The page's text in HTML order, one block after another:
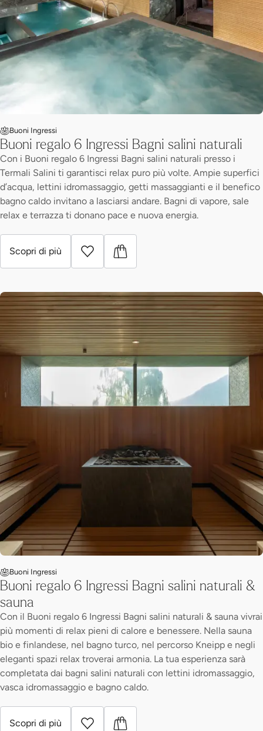
Buoni Ingressi
Buoni regalo 6 Ingressi Bagni salini naturali
Con i Buoni regalo 6 Ingressi Bagni salini naturali presso i
Termali Salini ti garantisci relax puro più volte. Ampie superfici
d’acqua, lettini idromassaggio, getti massaggianti e il benefico
bagno caldo invitano a lasciarsi andare. Bagni di vapore, sale
relax e terrazza ti donano pace e nuova energia.
Scopri di più
Buoni Ingressi
Buoni regalo 6 Ingressi Bagni salini naturali &
sauna
Con il Buoni regalo 6 Ingressi Bagni salini naturali & sauna vivrai
più momenti di relax pieni di calore e benessere. Nella sauna
bio e finlandese, nel bagno turco, nel percorso Kneipp e negli
eleganti spazi relax troverai armonia. La tua esperienza sarà
completata dai bagni salini naturali con lettini idromassaggio,
vasca idromassaggio e bagno caldo.
Scopri di più